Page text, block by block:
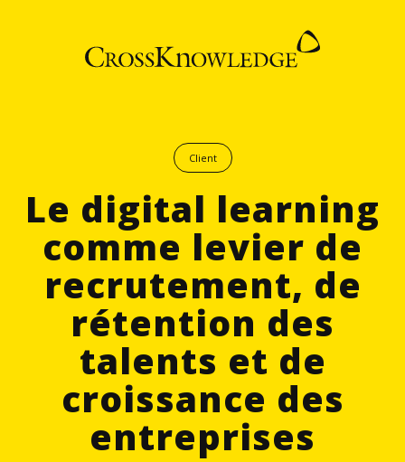
Client
Le digital learning
comme levier de
recrutement, de
rétention des
talents et de
croissance des
entreprises